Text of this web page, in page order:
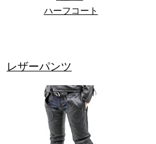
ハーフコート
レザーパンツ